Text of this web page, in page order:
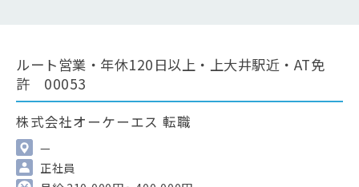
ルート営業・年休120日以上・上大井駅近・AT免
許 00053
株式会社オーケーエス 転職
—
正社員